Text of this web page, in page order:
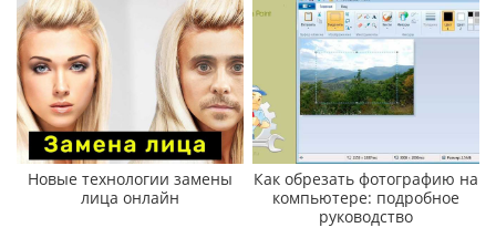
Новые технологии замены
лица онлайн
Как обрезать фотографию на
компьютере: подробное
руководство